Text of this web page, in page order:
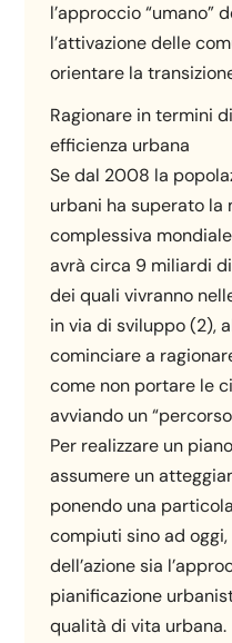
l’approccio “umano”
l’attivazione delle
orientare la
Ragionare in termini
efficienza urbana
Se dal 2008 la
urbani ha superato la
complessiva
avrà circa 9 miliardi
dei quali vivranno
in via di sviluppo (2),
cominciare a
come non portare le
avviando un
Per realizzare un
assumere un
ponendo una
compiuti sino ad
dell’azione sia
pianificazione
qualità di vita urbana.